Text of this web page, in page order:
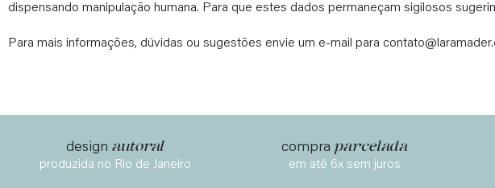
dispensando manipulação humana. Para que estes dados permaneçam sigilosos
Para mais informações, dúvidas ou sugestões envie um e-mail para
design autoral
produzida no Rio de Janeiro
compra parcelada
em até 6x sem juros